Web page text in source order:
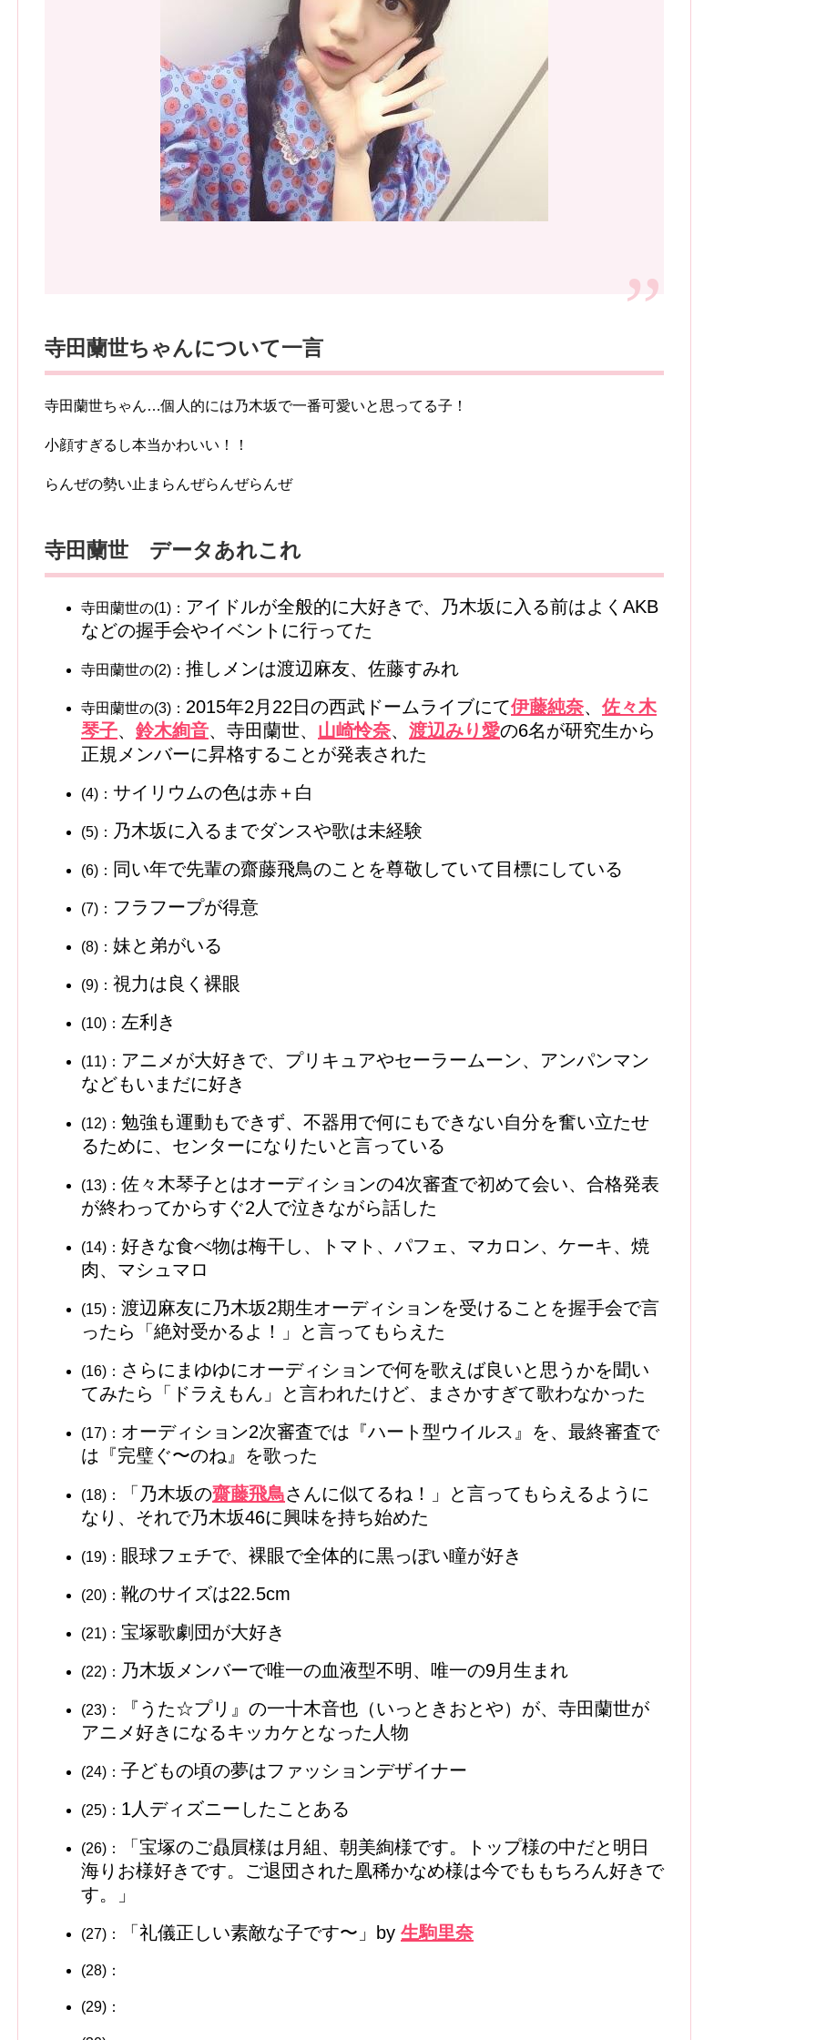
寺田蘭世ちゃんについて一言
寺田蘭世ちゃん…個人的には乃木坂で一番可愛いと思ってる子！
小顔すぎるし本当かわいい！！
らんぜの勢い止まらんぜらんぜらんぜ
寺田蘭世 データあれこれ
寺田蘭世の(1)： アイドルが全般的に大好きで、乃木坂に入る前はよくAKB
などの握手会やイベントに行ってた
寺田蘭世の(2)： 推しメンは渡辺麻友、佐藤すみれ
寺田蘭世の(3)： 2015年2月22日の西武ドームライブにて伊藤純奈、 佐々木
琴子、 鈴木絢音、寺田蘭世、 山崎怜奈、 渡辺みり愛の6名が研究生から
正規メンバーに昇格することが発表された
(4)： サイリウムの色は赤＋白
(5)： 乃木坂に入るまでダンスや歌は未経験
(6)： 同い年で先輩の齋藤飛鳥のことを尊敬していて目標にしている
(7)： フラフープが得意
(8)： 妹と弟がいる
(9)： 視力は良く裸眼
(10)： 左利き
(11)： アニメが大好きで、プリキュアやセーラームーン、アンパンマン
などもいまだに好き
(12)： 勉強も運動もできず、不器用で何にもできない自分を奮い立たせ
るために、センターになりたいと言っている
(13)： 佐々木琴子とはオーディションの4次審査で初めて会い、合格発表
が終わってからすぐ2人で泣きながら話した
(14)： 好きな食べ物は梅干し、トマト、パフェ、マカロン、ケーキ、焼
肉、マシュマロ
(15)： 渡辺麻友に乃木坂2期生オーディションを受けることを握手会で言
ったら「絶対受かるよ！」と言ってもらえた
(16)： さらにまゆゆにオーディションで何を歌えば良いと思うかを聞い
てみたら「ドラえもん」と言われたけど、まさかすぎて歌わなかった
(17)： オーディション2次審査では『ハート型ウイルス』を、最終審査で
は『完璧ぐ〜のね』を歌った
(18)： 「乃木坂の齋藤飛鳥さんに似てるね！」と言ってもらえるように
なり、それで乃木坂46に興味を持ち始めた
(19)： 眼球フェチで、裸眼で全体的に黒っぽい瞳が好き
(20)： 靴のサイズは22.5cm
(21)： 宝塚歌劇団が大好き
(22)： 乃木坂メンバーで唯一の血液型不明、唯一の9月生まれ
(23)：
『うた☆プリ』の一十木音也（いっときおとや）が、寺田蘭世が
アニメ好きになるキッカケとなった人物
(24)： 子どもの頃の夢はファッションデザイナー
(25)： 1人ディズニーしたことある
(26)：
「宝塚のご贔屓様は月組、朝美絢様です。トップ様の中だと明日
海りお様好きです。ご退団された凰稀かなめ様は今でももちろん好きで
す。」
(27)： 「礼儀正しい素敵な子です〜」by 生駒里奈
(28)：
(29)：